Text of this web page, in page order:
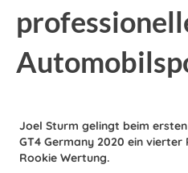
Joel Sturm gelingt beim ersten
GT4 Germany 2020 ein vierter
Rookie Wertung.